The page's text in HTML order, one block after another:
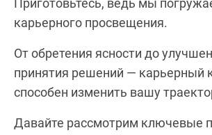
карьерного просвещения.
От обретения ясности до
принятия решений — карьерный
способен изменить вашу
Давайте рассмотрим ключевые